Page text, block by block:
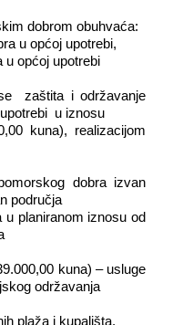
dobrom obuhvaća:
u općoj upotrebi,
u općoj upotrebi
zaštita i održavanje
u iznosu
kuna), realizacijom
dobra izvan
područja
u planiranom iznosu od
kuna) – usluge
održavanja
plaža i kupališta,